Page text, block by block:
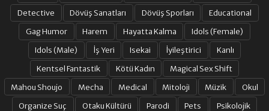
Detective
Dövüş Sanatları Dövüş Sporları
Educational
Gag Humor
Harem Hayatta Kalma
Idols (Female)
Idols (Male)
İş Yeri Isekai İyileştirici
Kanlı
Kentsel Fantastik
Kötü Kadın
Magical Sex Shift
Mahou Shoujo
Mecha Medical Mitoloji Müzik
Okul
Organize Suç
Otaku Kültürü Parodi Pets
Psikolojik